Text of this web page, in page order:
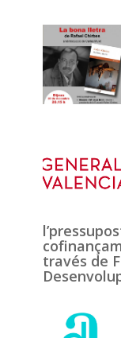
través de